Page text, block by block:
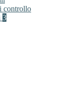
controllo
3